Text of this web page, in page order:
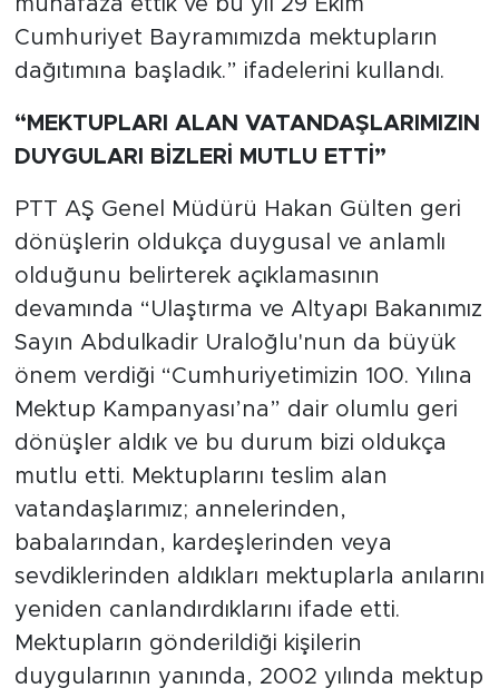
muhafaza ettik ve bu yıl 29 Ekim
Cumhuriyet Bayramımızda mektupların
dağıtımına başladık.” ifadelerini kullandı.
“MEKTUPLARI ALAN VATANDAŞLARIMIZIN
DUYGULARI BİZLERİ MUTLU ETTİ”
PTT AŞ Genel Müdürü Hakan Gülten geri
dönüşlerin oldukça duygusal ve anlamlı
olduğunu belirterek açıklamasının
devamında “Ulaştırma ve Altyapı Bakanımız
Sayın Abdulkadir Uraloğlu'nun da büyük
önem verdiği “Cumhuriyetimizin 100. Yılına
Mektup Kampanyası’na” dair olumlu geri
dönüşler aldık ve bu durum bizi oldukça
mutlu etti. Mektuplarını teslim alan
vatandaşlarımız; annelerinden,
babalarından, kardeşlerinden veya
sevdiklerinden aldıkları mektuplarla anılarını
yeniden canlandırdıklarını ifade etti.
Mektupların gönderildiği kişilerin
duygularının yanında, 2002 yılında mektup